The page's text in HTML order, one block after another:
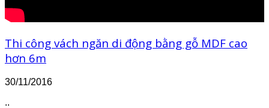
Thi công vách ngăn di động bằng gỗ MDF cao
hơn 6m
30/11/2016
..